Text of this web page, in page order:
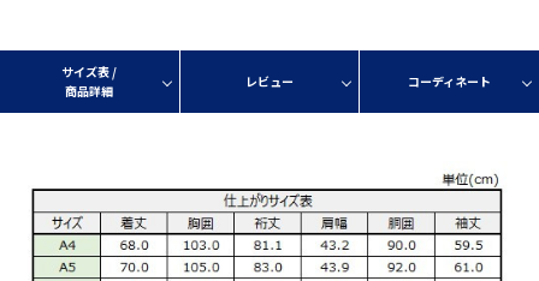
サイズ表 /
商品詳細
レビュー コーディネート